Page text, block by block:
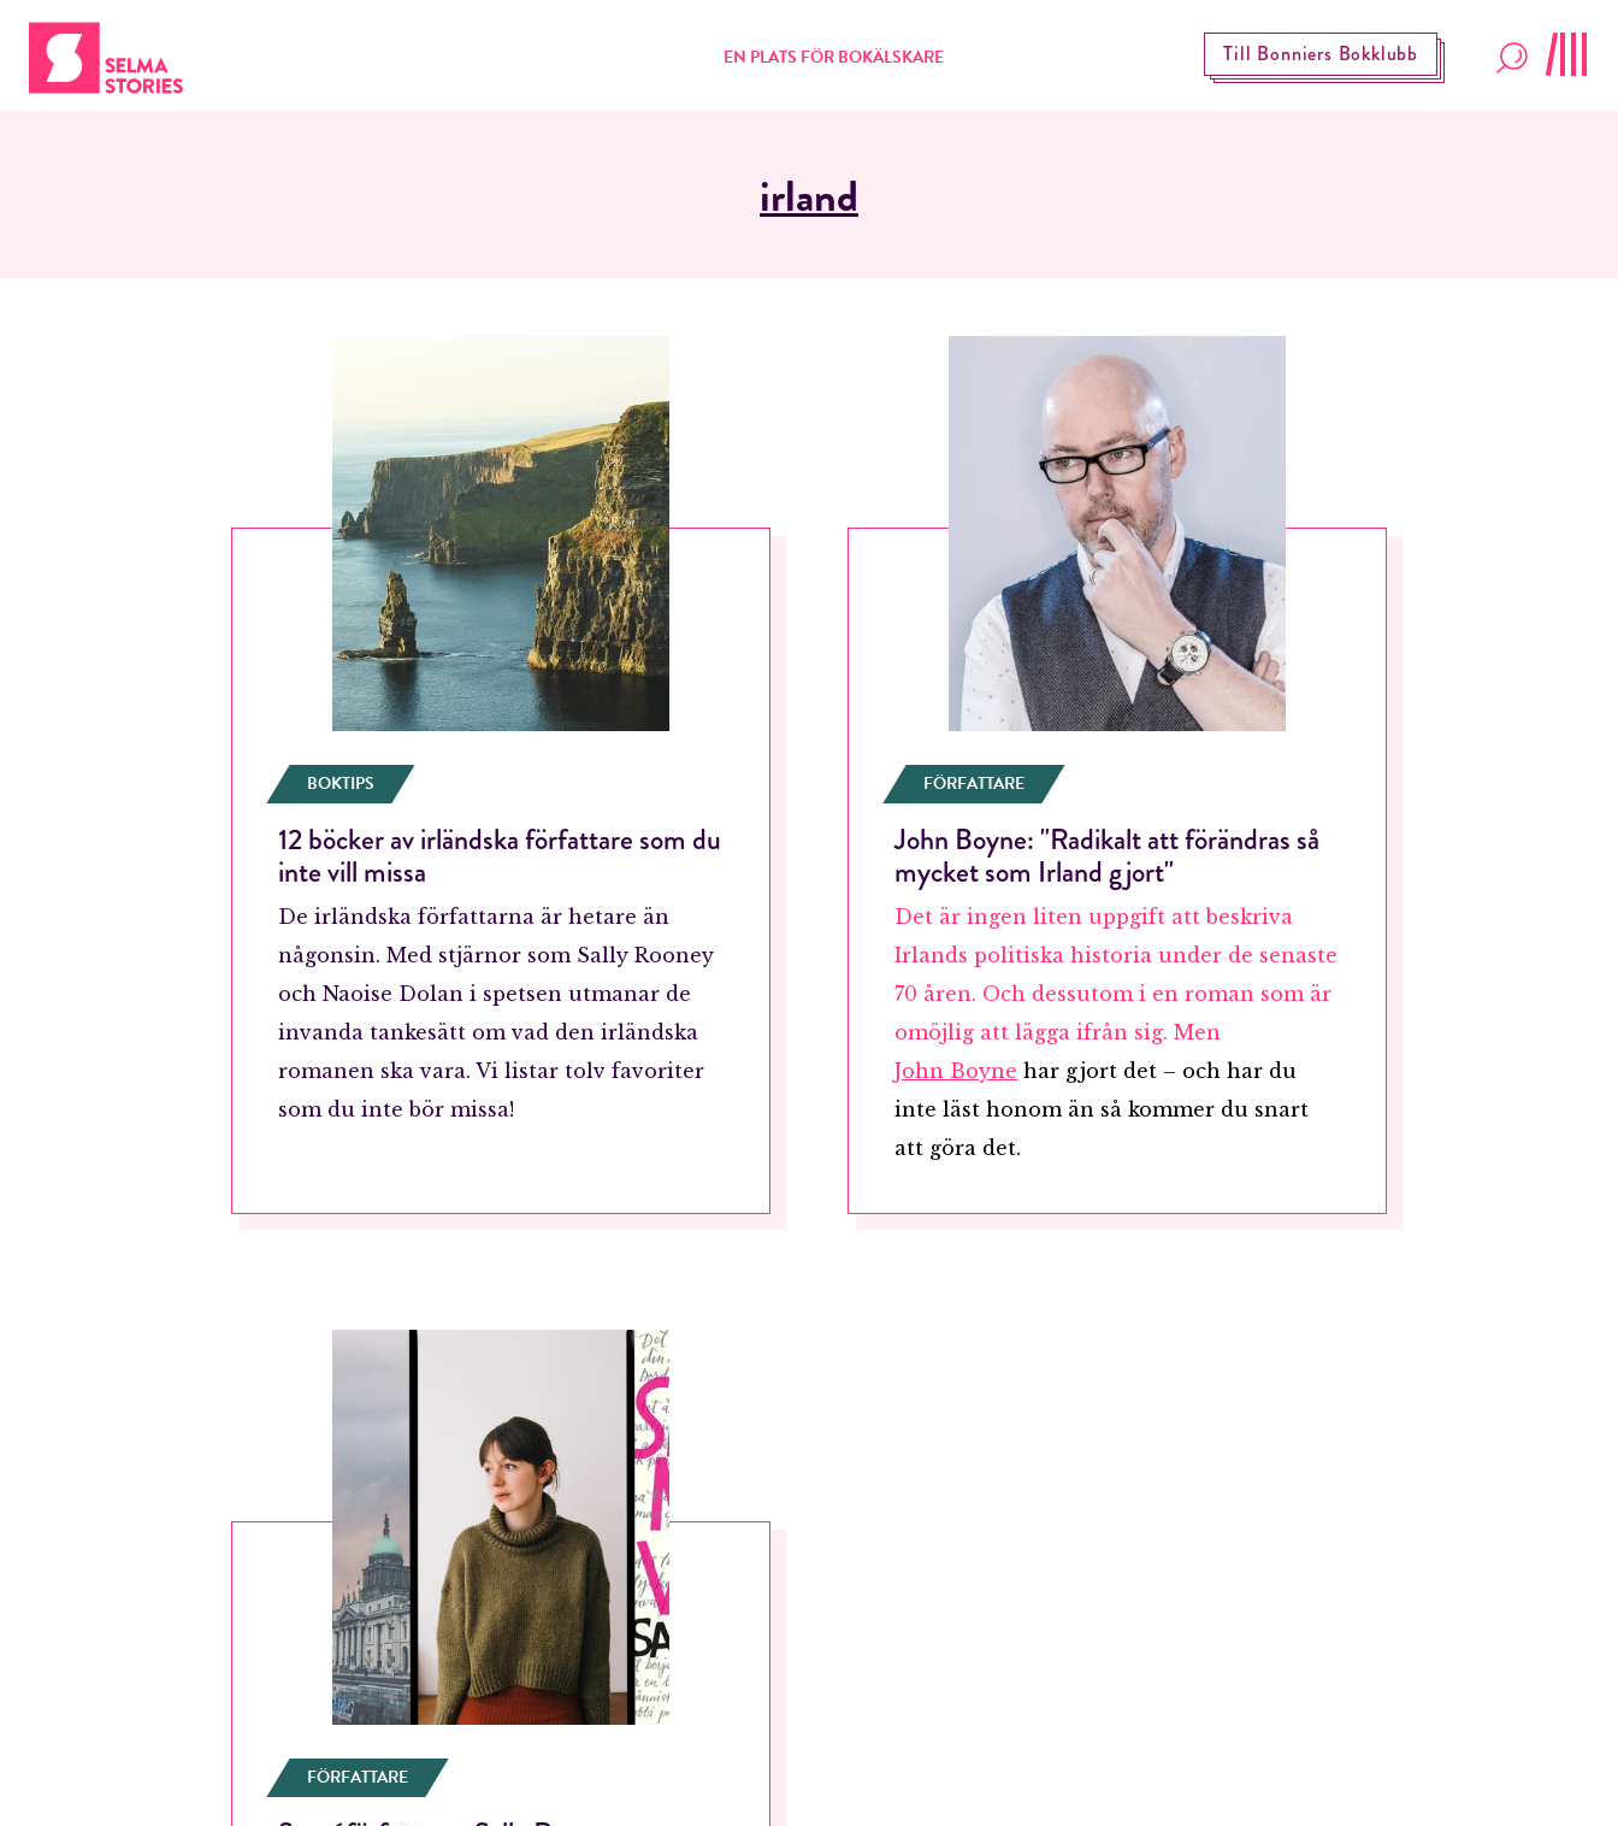
EN PLATS FÖR BOKÄLSKARE Till Bonniers Bokklubb
E-post*
Jag accepterar villkoren.
irland
BOKTIPS
12 böcker av irländska författare som du
inte vill missa
De irländska författarna är hetare än
någonsin. Med stjärnor som Sally Rooney
och Naoise Dolan i spetsen utmanar de
invanda tankesätt om vad den irländska
romanen ska vara. Vi listar tolv favoriter
som du inte bör missa!
FÖRFATTARE
John Boyne: "Radikalt att förändras så
mycket som Irland gjort"
Det är ingen liten uppgift att beskriva
Irlands politiska historia under de senaste
70 åren. Och dessutom i en roman som är
omöjlig att lägga ifrån sig. Men
John Boyne har gjort det – och har du
inte läst honom än så kommer du snart
att göra det.
FÖRFATTARE